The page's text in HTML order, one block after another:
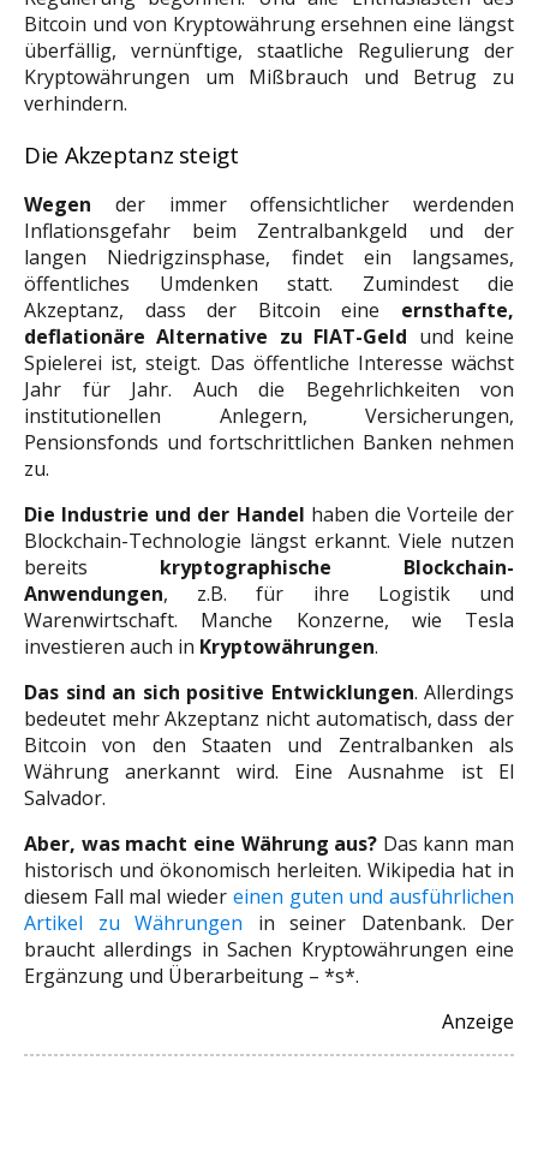
Bitcoin und von Kryptowährung ersehnen eine längst
überfällig, vernünftige, staatliche Regulierung der
Kryptowährungen um Mißbrauch und Betrug zu
verhindern.
Die Akzeptanz steigt
Wegen der immer offensichtlicher werdenden
Inflationsgefahr beim Zentralbankgeld und der
langen Niedrigzinsphase, findet ein langsames,
öffentliches Umdenken statt. Zumindest die
Akzeptanz, dass der Bitcoin eine ernsthafte,
deflationäre Alternative zu FIAT-Geld und keine
Spielerei ist, steigt. Das öffentliche Interesse wächst
Jahr für Jahr. Auch die Begehrlichkeiten von
institutionellen Anlegern, Versicherungen,
Pensionsfonds und fortschrittlichen Banken nehmen
zu.
Die Industrie und der Handel haben die Vorteile der
Blockchain-Technologie längst erkannt. Viele nutzen
bereits kryptographische Blockchain-
Anwendungen, z.B. für ihre Logistik und
Warenwirtschaft. Manche Konzerne, wie Tesla
investieren auch in Kryptowährungen.
Das sind an sich positive Entwicklungen. Allerdings
bedeutet mehr Akzeptanz nicht automatisch, dass der
Bitcoin von den Staaten und Zentralbanken als
Währung anerkannt wird. Eine Ausnahme ist El
Salvador.
Aber, was macht eine Währung aus? Das kann man
historisch und ökonomisch herleiten. Wikipedia hat in
diesem Fall mal wieder einen guten und ausführlichen
Artikel zu Währungen in seiner Datenbank. Der
braucht allerdings in Sachen Kryptowährungen eine
Ergänzung und Überarbeitung – *s*.
Anzeige